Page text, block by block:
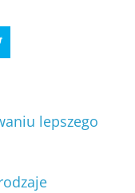
lepszego